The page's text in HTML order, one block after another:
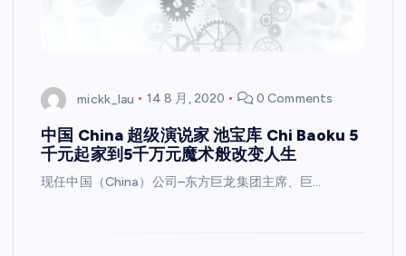
mickk_lau 14 8 月, 2020 0 Comments
中国 China 超级演说家 池宝库 Chi Baoku 5
千元起家到5千万元魔术般改变人生
现任中国（China）公司–东方巨龙集团主席、巨…